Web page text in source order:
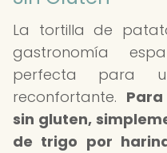
La tortilla de
gastronomía
perfecta para
reconfortante.
sin gluten,
de trigo por